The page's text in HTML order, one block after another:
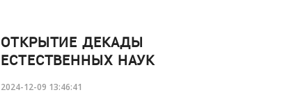
ОТКРЫТИЕ ДЕКАДЫ
ЕСТЕСТВЕННЫХ НАУК
2024-12-09 13:46:41